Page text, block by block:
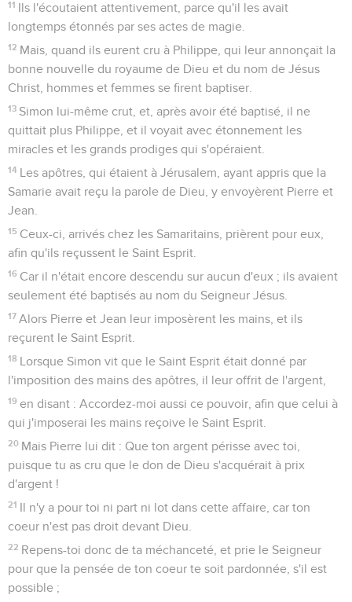
11 Ils l'écoutaient attentivement, parce qu'il les avait
longtemps étonnés par ses actes de magie.
12 Mais, quand ils eurent cru à Philippe, qui leur annonçait la
bonne nouvelle du royaume de Dieu et du nom de Jésus
Christ, hommes et femmes se firent baptiser.
13 Simon lui-même crut, et, après avoir été baptisé, il ne
quittait plus Philippe, et il voyait avec étonnement les
miracles et les grands prodiges qui s'opéraient.
14 Les apôtres, qui étaient à Jérusalem, ayant appris que la
Samarie avait reçu la parole de Dieu, y envoyèrent Pierre et
Jean.
15 Ceux-ci, arrivés chez les Samaritains, prièrent pour eux,
afin qu'ils reçussent le Saint Esprit.
16 Car il n'était encore descendu sur aucun d'eux ; ils avaient
seulement été baptisés au nom du Seigneur Jésus.
17 Alors Pierre et Jean leur imposèrent les mains, et ils
reçurent le Saint Esprit.
18 Lorsque Simon vit que le Saint Esprit était donné par
l'imposition des mains des apôtres, il leur offrit de l'argent,
19 en disant : Accordez-moi aussi ce pouvoir, afin que celui à
qui j'imposerai les mains reçoive le Saint Esprit.
20 Mais Pierre lui dit : Que ton argent périsse avec toi,
puisque tu as cru que le don de Dieu s'acquérait à prix
d'argent !
21 Il n'y a pour toi ni part ni lot dans cette affaire, car ton
coeur n'est pas droit devant Dieu.
22 Repens-toi donc de ta méchanceté, et prie le Seigneur
pour que la pensée de ton coeur te soit pardonnée, s'il est
possible ;